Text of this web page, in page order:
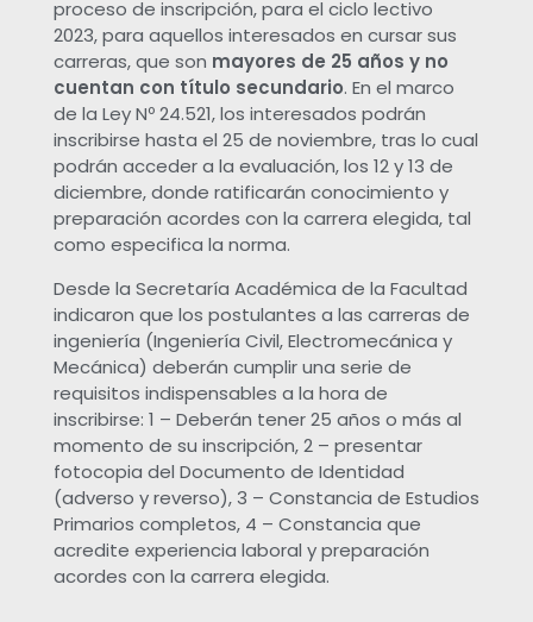
a
n
s
c
r
p
c
proceso de inscripción, para el ciclo lectivo
2023, para aquellos interesados en cursar sus
carreras, que son mayores de 25 años y no
cuentan con título secundario. En el marco
de la Ley Nº 24.521, los interesados podrán
inscribirse hasta el 25 de noviembre, tras lo cual
podrán acceder a la evaluación, los 12 y 13 de
diciembre, donde ratificarán conocimiento y
preparación acordes con la carrera elegida, tal
como especifica la norma.
Desde la Secretaría Académica de la Facultad
indicaron que los postulantes a las carreras de
ingeniería (Ingeniería Civil, Electromecánica y
Mecánica) deberán cumplir una serie de
requisitos indispensables a la hora de
inscribirse: 1 – Deberán tener 25 años o más al
momento de su inscripción, 2 – presentar
fotocopia del Documento de Identidad
(adverso y reverso), 3 – Constancia de Estudios
Primarios completos, 4 – Constancia que
acredite experiencia laboral y preparación
acordes con la carrera elegida.